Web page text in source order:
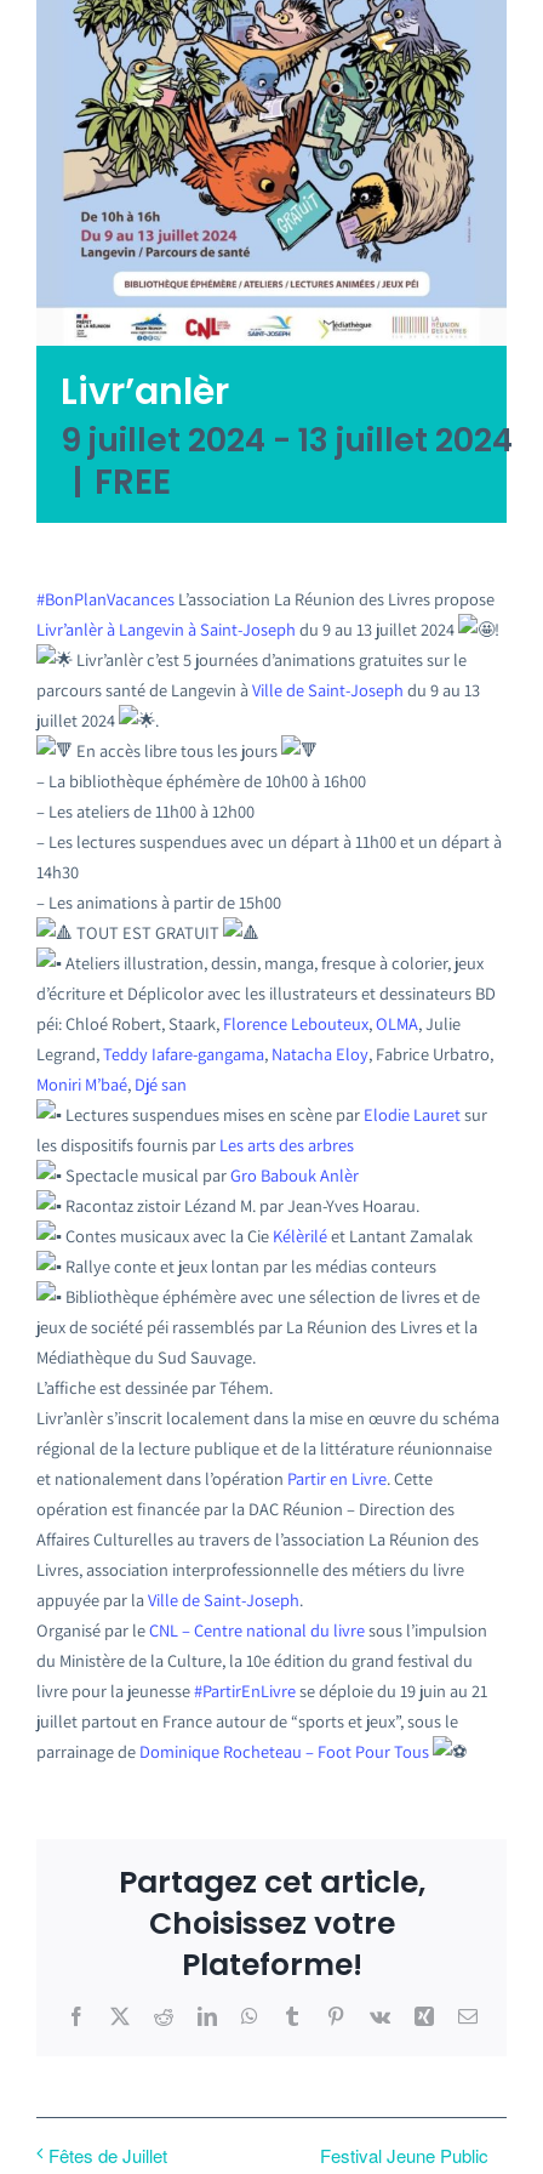
Emploi tourisme
Contact
Livr’anlèr
9 juillet 2024 - 13 juillet 2024
| FREE
#BonPlanVacances L’association La Réunion des Livres propose
Livr’anlèr à Langevin à Saint-Joseph du 9 au 13 juillet 2024
!
Livr’anlèr c’est 5 journées d’animations gratuites sur le
parcours santé de Langevin àVille de Saint-Joseph du 9 au 13
juillet 2024
.
En accès libre tous les jours
– La bibliothèque éphémère de 10h00 à 16h00
– Les ateliers de 11h00 à 12h00
– Les lectures suspendues avec un départ à 11h00 et un départ à
14h30
– Les animations à partir de 15h00
TOUT EST GRATUIT
Ateliers illustration, dessin, manga, fresque à colorier, jeux
d’écriture et Déplicolor avec les illustrateurs et dessinateurs BD
péi: Chloé Robert, Staark, Florence Lebouteux,OLMA, Julie
Legrand,Teddy Iafare-gangama, Natacha Eloy, Fabrice Urbatro,
Moniri M’baé, Djé san
Lectures suspendues mises en scène par Elodie Lauretsur
les dispositifs fournis par Les arts des arbres
Spectacle musical parGro Babouk Anlèr
Racontaz zistoir Lézand M. par Jean-Yves Hoarau.
Contes musicaux avec la Cie Kélèriléet Lantant Zamalak
Rallye conte et jeux lontan par les médias conteurs
Bibliothèque éphémère avec une sélection de livres et de
jeux de société péi rassemblés par La Réunion des Livres et la
Médiathèque du Sud Sauvage.
L’affiche est dessinée par Téhem.
Livr’anlèr s’inscrit localement dans la mise en œuvre du schéma
régional de la lecture publique et de la littérature réunionnaise
et nationalement dans l’opération Partir en Livre. Cette
opération est financée par la DAC Réunion – Direction des
Affaires Culturelles au travers de l’association La Réunion des
Livres, association interprofessionnelle des métiers du livre
appuyée par laVille de Saint-Joseph.
Organisé par leCNL – Centre national du livresous l’impulsion
du Ministère de la Culture, la 10e édition du grand festival du
livre pour la jeunesse#PartirEnLivrese déploie du 19 juin au 21
juillet partout en France autour de “sports et jeux”, sous le
parrainage de Dominique Rocheteau – Foot Pour Tous
Partagez cet article,
Choisissez votre
Plateforme!
Facebook
X RedditLinkedInWhatsApp
TumblrPinterest
Vk Xing Email
Fêtes de Juillet Festival Jeune Public